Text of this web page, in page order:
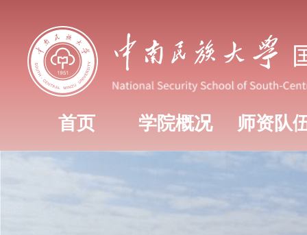
首页 学院概况 师资队